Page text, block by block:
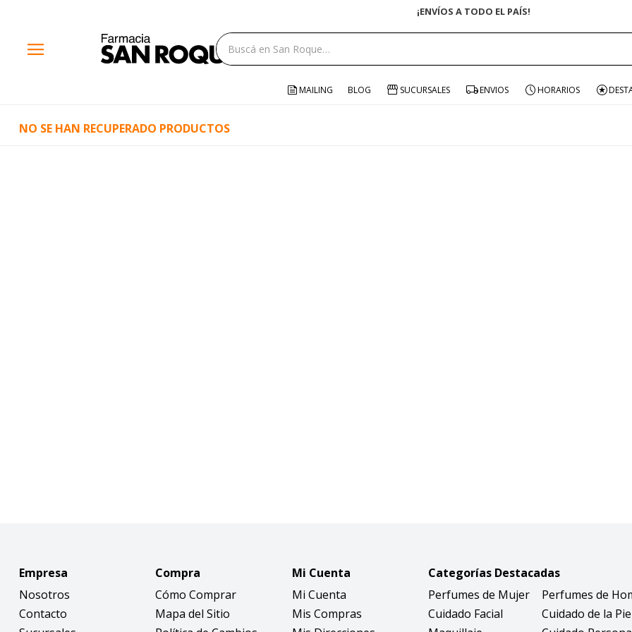
¡ENVÍOS A TODO EL PAÍS!
menu
MAILING BLOG SUCURSALES ENVIOS HORARIOS
NO SE HAN RECUPERADO PRODUCTOS
Empresa
Nosotros
Contacto
Compra
Cómo Comprar
Mapa del Sitio
Mi Cuenta
Mi Cuenta
Mis Compras
Categorías Destacadas
Perfumes de Mujer
Perfumes de
Cuidado Facial
Cuidado de la
close
storefront
help